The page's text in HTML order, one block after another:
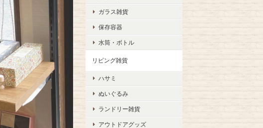
ガラス雑貨
保存容器
水筒・ボトル
リビング雑貨
ハサミ
ぬいぐるみ
ランドリー雑貨
アウトドアグッズ